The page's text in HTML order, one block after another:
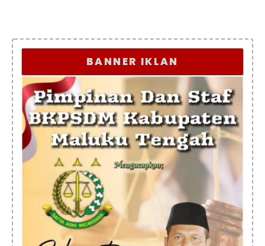
BANNER IKLAN